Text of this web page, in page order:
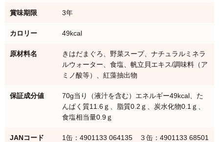
賞味期限 3年
カロリー 49kcal
原材料名
きはだまぐろ、野菜スープ、ナチュラルミネラ
ルウォーター、食塩、帆立貝エキス/調味料（ア
ミノ酸等）、紅藻抽出物
保証成分値
70g当り（液汁を含む）エネルギー49kcal、た
んぱく質11.6ｇ、脂質0.2ｇ、炭水化物0.1ｇ、
食塩相当量0.9ｇ
JANコード
1缶：4901133 064135 ３缶：4901133 68501